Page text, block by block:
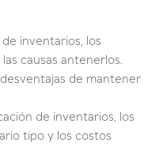
inventarios, los
causas antenerlos.
de mantener
de inventarios, los
tipo y los costos